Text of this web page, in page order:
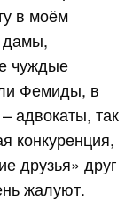
в моём
дамы,
чуждые
Фемиды, в
адвокаты, так
конкуренция,
друзья» друг
жалуют.